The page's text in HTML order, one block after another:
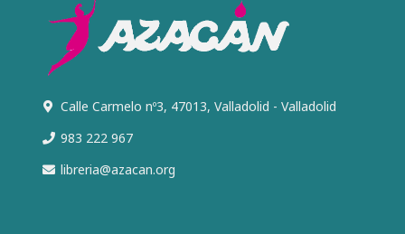
Calle Carmelo nº3, 47013, Valladolid - Valladolid
983 222 967
libreria@azacan.org